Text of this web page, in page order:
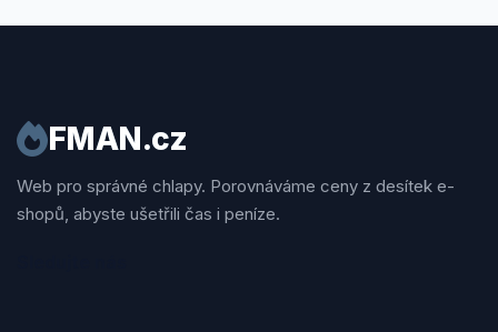
FMAN.cz
Web pro správné chlapy. Porovnáváme ceny z desítek e-
shopů, abyste ušetřili čas i peníze.